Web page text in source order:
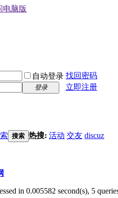
电脑版
自动登录 找回密码
登录
立即注册
搜索 热搜: 活动 交友 discuz
in 0.005582 second(s), 5